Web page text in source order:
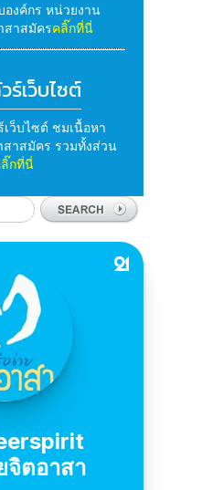
องค์กร หน่วยงาน
สาสมัครคลิ๊กที่นี่
ร์เว็บไซต์
เว็บไซต์ ชมเนื้อหา
สาสมัคร รวมทั้งส่วน
กที่นี่